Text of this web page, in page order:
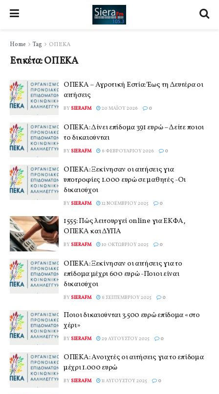
Home Tag ΟΠΕΚΑ
Ετικέτα:ΟΠΕΚΑ
ΟΠΕΚΑ – Αγροτική Εστία: Έως τη Δευτέρα οι
αιτήσεις
BY SIERAFM 20 ΜΑΪ́ΟΥ 2026 0
ΟΠΕΚΑ: Δίνει επίδομα 391 ευρώ – Δείτε ποιοι
το δικαιούνται
BY SIERAFM 6 ΦΕΒΡΟΥΑΡΊΟΥ 2026 0
ΟΠΕΚΑ: Ξεκίνησαν οι αιτήσεις για
υποτροφίες 1.000 ευρώ σε μαθητές -Οι
δικαιούχοι
BY SIERAFM 12 ΝΟΕΜΒΡΊΟΥ 2025 0
1555: Πώς λειτουργεί online για ΕΚΦΑ,
ΟΠΕΚΑ και ΔΥΠΑ
BY SIERAFM 10 ΟΚΤΩΒΡΊΟΥ 2025 0
ΟΠΕΚΑ: Ξεκίνησαν οι αιτήσεις για το
επίδομα μέχρι 600 ευρώ -Ποιοι είναι
δικαιούχοι
BY SIERAFM 6 ΣΕΠΤΕΜΒΡΊΟΥ 2025 0
Ποιοι δικαιούνται 3.500 ευρώ επίδομα «στο
χέρι»
BY SIERAFM 29 ΑΥΓΟΎΣΤΟΥ 2025 0
ΟΠΕΚΑ: Ανοιχτές οι αιτήσεις για το επίδομα
μέχρι 1.000 ευρώ
BY SIERAFM 11 ΑΥΓΟΎΣΤΟΥ 2025 0